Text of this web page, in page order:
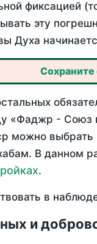
фиксацией
эту
Духа
Сохраните
«Фаджр -
можно
В данном
.
в
и